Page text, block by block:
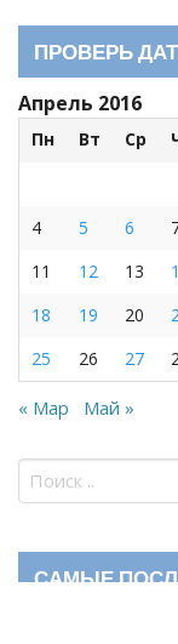
ПРОВЕРЬ
Апрель 2016
Пн Вт Ср
4
5 6
11
12 13
18
19 20
25
26 27
« Мар Май »
САМЫЕ